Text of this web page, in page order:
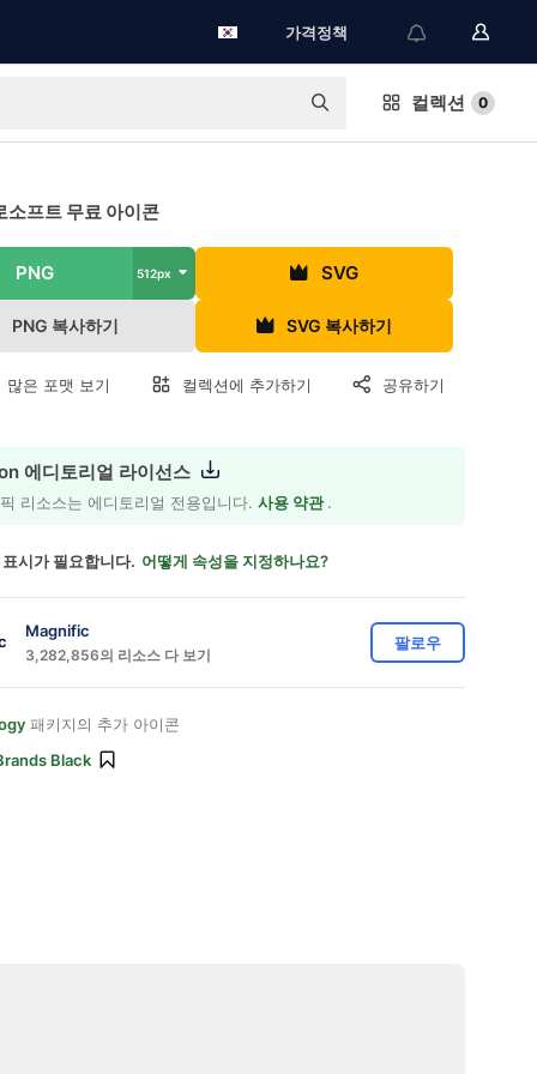
가격정책
컬렉션 0
소프트 무료 아이콘
PNG 512px SVG
PNG 복사하기 SVG 복사하기
많은 포맷 보기 컬렉션에 추가하기 공유하기
에디토리얼 라이선스
리소스는 에디토리얼 전용입니다. 사용 약관.
시가 필요합니다. 어떻게 속성을 지정하나요?
Magnific
3,282,856의 리소스 다 보기
팔로우
패키지의 추가 아이콘
Black